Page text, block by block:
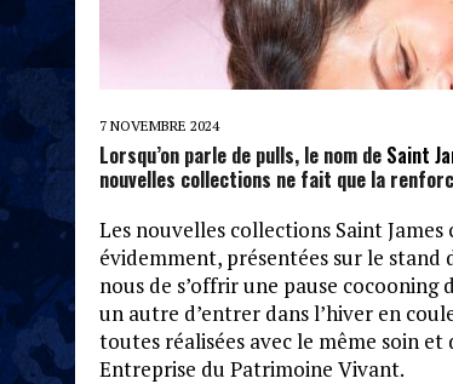
7 NOVEMBRE 2024
Lorsqu’on parle de pulls, le nom de Saint
nouvelles collections ne fait que la
Les nouvelles collections Saint
évidemment, présentées sur le stand
nous de s’offrir une pause cocooning
un autre d’entrer dans l’hiver en
toutes réalisées avec le même soin
Entreprise du Patrimoine Vivant.